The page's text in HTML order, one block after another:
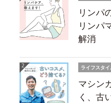
リンパ
リンパ
解消
ライフスタ
マシン
く、古